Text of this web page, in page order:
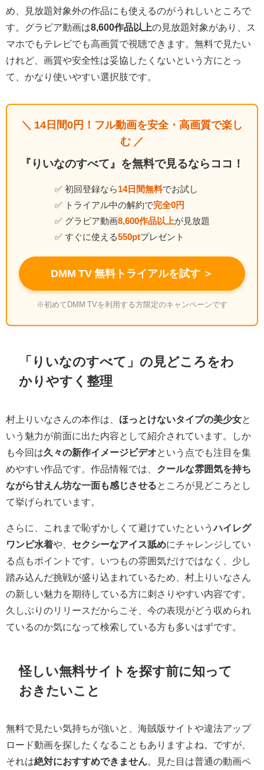
め、見放題対象外の作品にも使えるのがうれしいところで
す。グラビア動画は8,600作品以上の見放題対象があり、ス
マホでもテレビでも高画質で視聴できます。無料で見たい
けれど、画質や安全性は妥協したくないという方にとっ
て、かなり使いやすい選択肢です。
＼ 14日間0円！フル動画を安全・高画質で楽し
む ／
『りいなのすべて』を無料で見るならココ！
✅ 初回登録なら 14日間無料でお試し
✅ トライアル中の解約で完全0円
✅ グラビア動画8,600作品以上が見放題
✅ すぐに使える550ptプレゼント
DMM TV 無料トライアルを試す ＞
※初めてDMM TVを利用する方限定のキャンペーンです
「りいなのすべて」の見どころをわ
かりやすく整理
村上りいなさんの本作は、 ほっとけないタイプの美少女と
いう魅力が前面に出た内容として紹介されています。しか
も今回は久々の新作イメージビデオ という点でも注目を集
めやすい作品です。作品情報では、 クールな雰囲気を持ち
ながら甘えん坊な一面も感じさせる ところが見どころとし
て挙げられています。
さらに、これまで恥ずかしくて避けていたという ハイレグ
ワンピ水着や、 セクシーなアイス舐めにチャレンジしてい
る点もポイントです。いつもの雰囲気だけではなく、少し
踏み込んだ挑戦が盛り込まれているため、村上りいなさん
の新しい魅力を期待している方に刺さりやすい内容です。
久しぶりのリリースだからこそ、今の表現がどう収められ
ているのか気になって検索している方も多いはずです。
怪しい無料サイトを探す前に知って
おきたいこと
無料で見たい気持ちが強いと、海賊版サイトや違法アップ
ロード動画を探したくなることもありますよね。ですが、
それは絶対におすすめできません。見た目は普通の動画ペ